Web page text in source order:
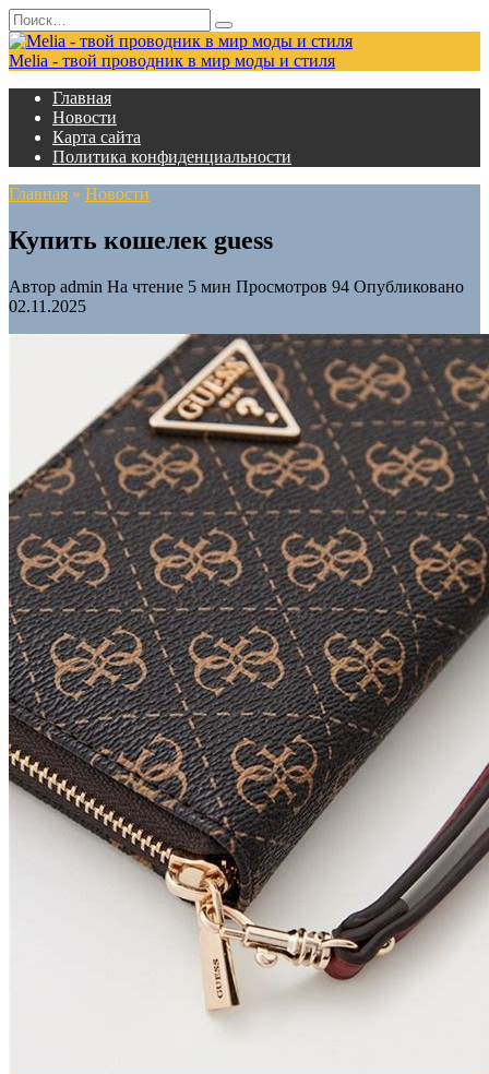
Перейти
к
содержанию
Search
for:
Melia - твой проводник в мир моды и стиля
Главная
Новости
Карта сайта
Политика конфиденциальности
Главная » Новости
Купить кошелек guess
Автор admin На чтение 5 мин Просмотров 94 Опубликовано
02.11.2025